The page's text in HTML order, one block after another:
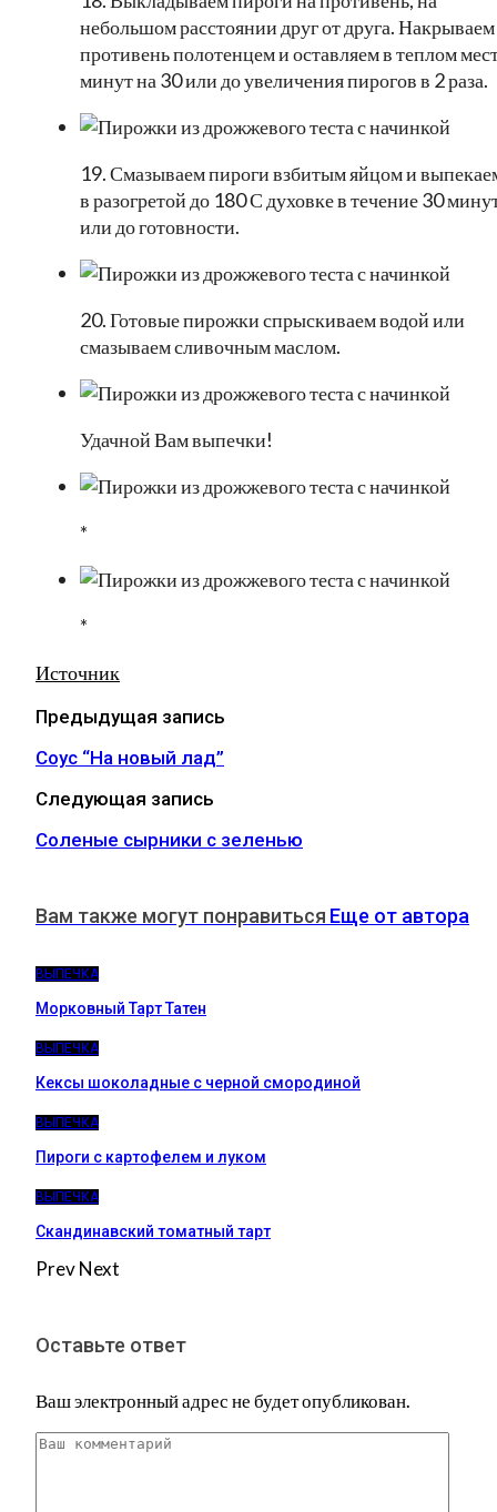
небольшом расстоянии друг от друга. Накрываем
противень полотенцем и оставляем в теплом
минут на 30 или до увеличения пирогов в 2 раза.
19. Смазываем пироги взбитым яйцом и
в разогретой до 180 С духовке в течение 30
или до готовности.
20. Готовые пирожки спрыскиваем водой или
смазываем сливочным маслом.
Удачной Вам выпечки!
*
*
Источник
Предыдущая запись
Соус “На новый лад”
Следующая запись
Соленые сырники с зеленью
Вам также могут понравиться Еще от автора
ВЫПЕЧКА
Морковный Тарт Татен
ВЫПЕЧКА
Кексы шоколадные с черной смородиной
ВЫПЕЧКА
Пироги c картофелем и луком
ВЫПЕЧКА
Скандинавский томатный тарт
PrevNext
Оставьте ответ
Ваш электронный адрес не будет опубликован.